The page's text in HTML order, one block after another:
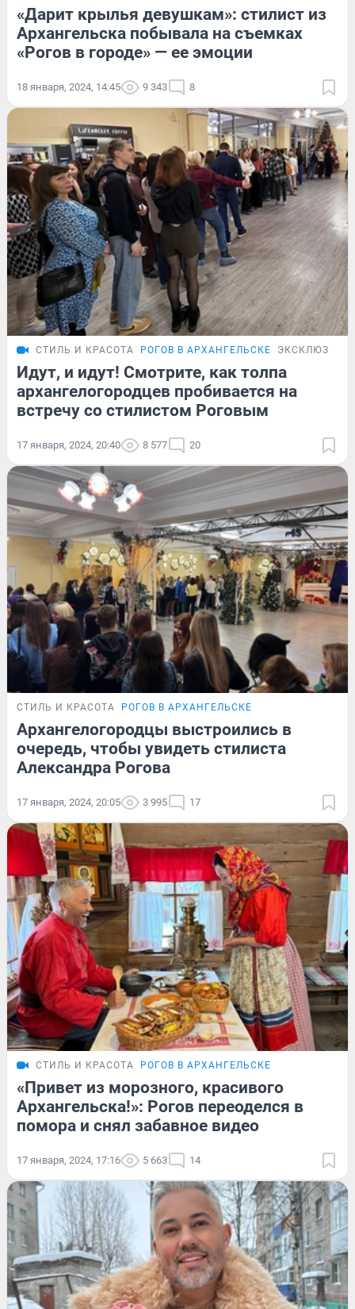
«Дарит крылья девушкам»: стилист из
Архангельска побывала на съемках
«Рогов в городе» — ее эмоции
18 января, 2024, 14:45 9 343 8
СТИЛЬ И КРАСОТА РОГОВ В АРХАНГЕЛЬСКЕ ЭКСКЛЮЗИВ
Идут, и идут! Смотрите, как толпа
архангелогородцев пробивается на
встречу со стилистом Роговым
17 января, 2024, 20:40 8 577 20
СТИЛЬ И КРАСОТА РОГОВ В АРХАНГЕЛЬСКЕ
Архангелогородцы выстроились в
очередь, чтобы увидеть стилиста
Александра Рогова
17 января, 2024, 20:05 3 995 17
СТИЛЬ И КРАСОТА РОГОВ В АРХАНГЕЛЬСКЕ
«Привет из морозного, красивого
Архангельска!»: Рогов переоделся в
помора и снял забавное видео
17 января, 2024, 17:16 5 663 14